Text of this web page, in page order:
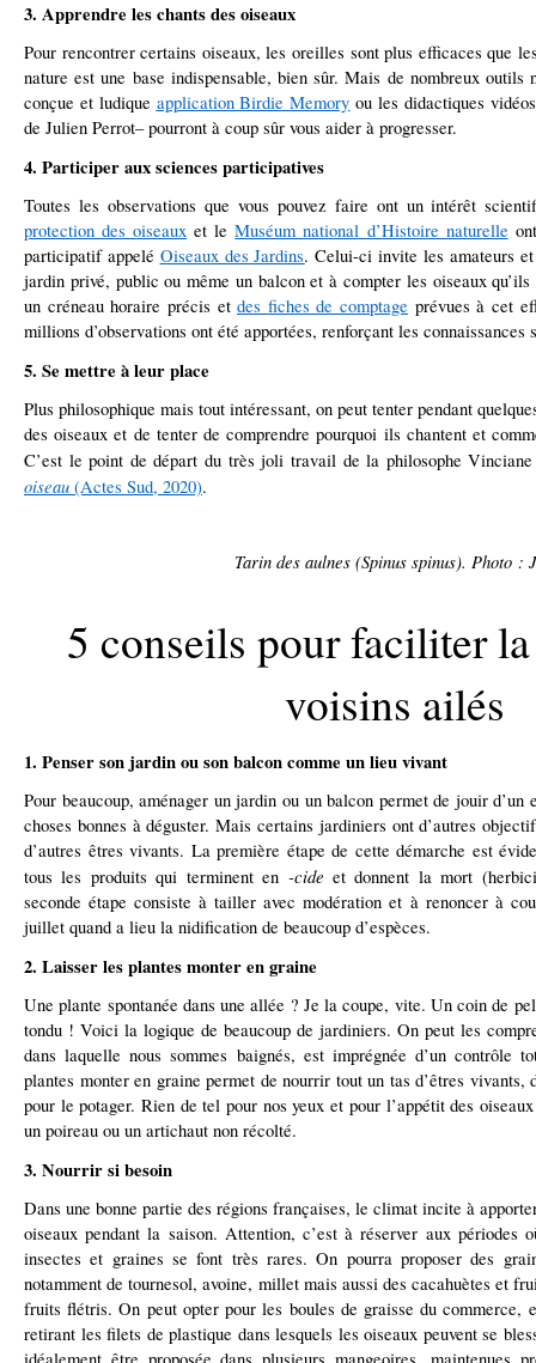
3. Apprendre les chants des oiseaux
Pour rencontrer certains oiseaux, les oreilles sont plus efficaces que
nature est une base indispensable, bien sûr. Mais de nombreux outils
conçue et ludique application Birdie Memory ou les didactiques
de Julien Perrot– pourront à coup sûr vous aider à progresser.
4. Participer aux sciences participatives
Toutes les observations que vous pouvez faire ont un intérêt
protection des oiseaux et leMuséum national d’Histoire naturelle
participatif appelé Oiseaux des Jardins. Celui-ci invite les amateurs et
jardin privé, public ou même un balcon et à compter les oiseaux
un créneau horaire précis etdes fiches de comptage prévues à cet
millions d’observations ont été apportées, renforçant les connaissances
5. Se mettre à leur place
Plus philosophique mais tout intéressant, on peut tenter pendant
des oiseaux et de tenter de comprendre pourquoi ils chantent et
C’est le point de départ du très joli travail de la philosophe
oiseau (Actes Sud, 2020).
Tarin des aulnes (Spinus spinus). Photo :
5 conseils pour faciliter
voisins ailés
1. Penser son jardin ou son balcon comme un lieu vivant
Pour beaucoup, aménager un jardin ou un balcon permet de jouir d’un
choses bonnes à déguster. Mais certains jardiniers ont d’autres
d’autres êtres vivants. La première étape de cette démarche est
tous les produits qui terminent en -cide et donnent la mort
seconde étape consiste à tailler avec modération et à renoncer à
juillet quand a lieu la nidification de beaucoup d’espèces.
2. Laisser les plantes monter en graine
Une plante spontanée dans une allée ? Je la coupe, vite. Un coin de
tondu ! Voici la logique de beaucoup de jardiniers. On peut les
dans laquelle nous sommes baignés, est imprégnée d’un contrôle
plantes monter en graine permet de nourrir tout un tas d’êtres vivants,
pour le potager. Rien de tel pour nos yeux et pour l’appétit des
un poireau ou un artichaut non récolté.
3. Nourrir si besoin
Dans une bonne partie des régions françaises, le climat incite à
oiseaux pendant la saison. Attention, c’est à réserver aux périodes
insectes et graines se font très rares. On pourra proposer des
notamment de tournesol, avoine, millet mais aussi des cacahuètes et
fruits flétris. On peut opter pour les boules de graisse du commerce,
retirant les filets de plastique dans lesquels les oiseaux peuvent se